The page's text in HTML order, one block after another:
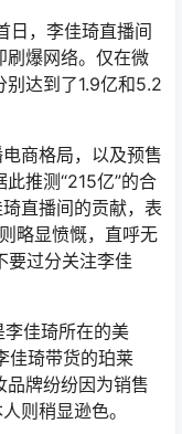
日，李佳琦直播间
刷爆网络。仅在微
达到了1.9亿和5.2
商格局，以及预售
推测“215亿”的合
直播间的贡献，表
略显愤慨，直呼无
要过分关注李佳
李佳琦所在的美
佳琦带货的珀莱
品牌纷纷因为销售
则稍显逊色。